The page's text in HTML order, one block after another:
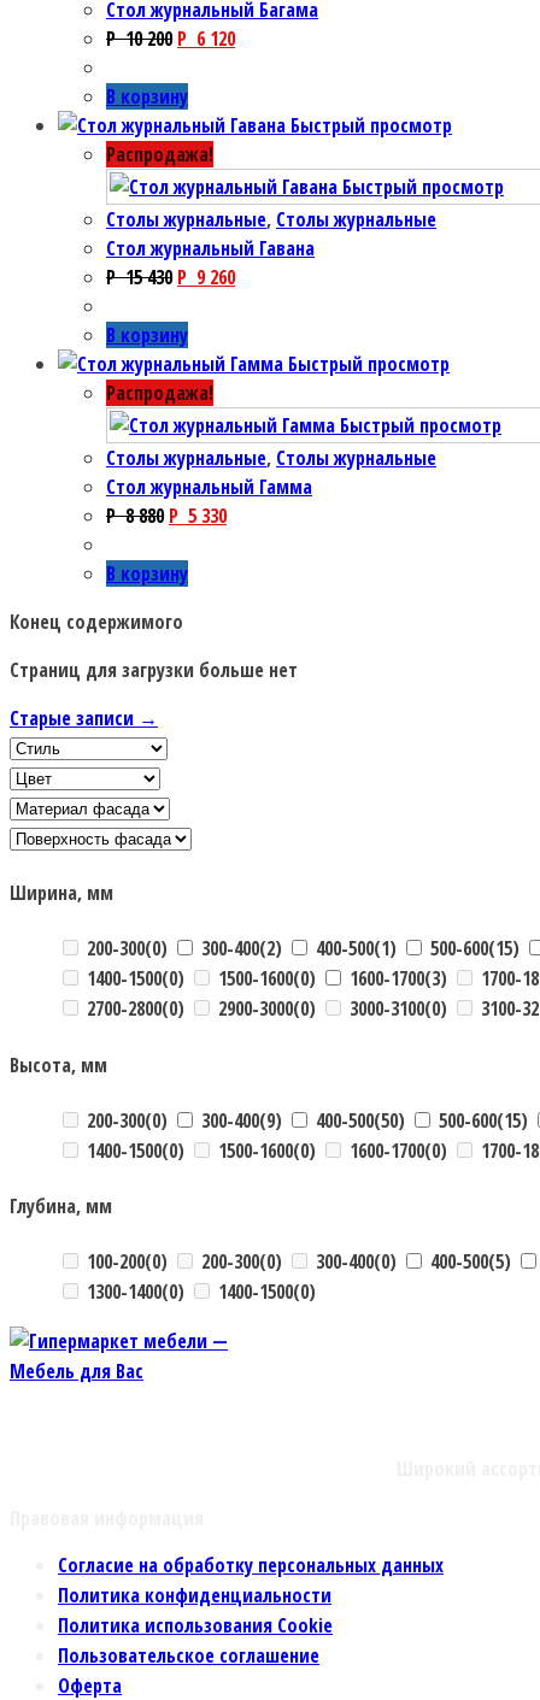
Стол журнальный Багама
P10 200 P 6 120
В корзину
Быстрый просмотр
Распродажа!
Быстрый просмотр
Столы журнальные, Столы журнальные
Стол журнальный Гавана
P15 430 P 9 260
В корзину
Быстрый просмотр
Распродажа!
Быстрый просмотр
Столы журнальные, Столы журнальные
Стол журнальный Гамма
P8 880 P 5 330
В корзину
Конец содержимого
Страниц для загрузки больше нет
Старые записи →
Ширина, мм
200-300(0) 300-400(2) 400-500(1) 500-600(15)
1400-1500(0) 1500-1600(0) 1600-1700(3)
1700-
2700-2800(0) 2900-3000(0) 3000-3100(0) 3100-
Высота, мм
200-300(0) 300-400(9) 400-500(50) 500-600(15)
1400-1500(0) 1500-1600(0) 1600-1700(0) 1700-
Глубина, мм
100-200(0) 200-300(0) 300-400(0) 400-500(5)
1300-1400(0) 1400-1500(0)
Согласие на обработку персональных данных
Политика конфиденциальности
Политика использования Cookie
Пользовательское соглашение
Оферта